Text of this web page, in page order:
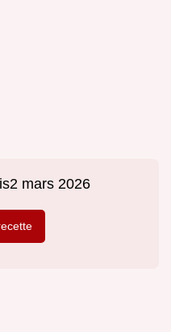
2 mars 2026